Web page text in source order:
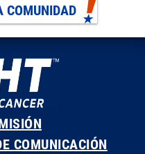
COMUNIDAD
COMUNICACIÓN